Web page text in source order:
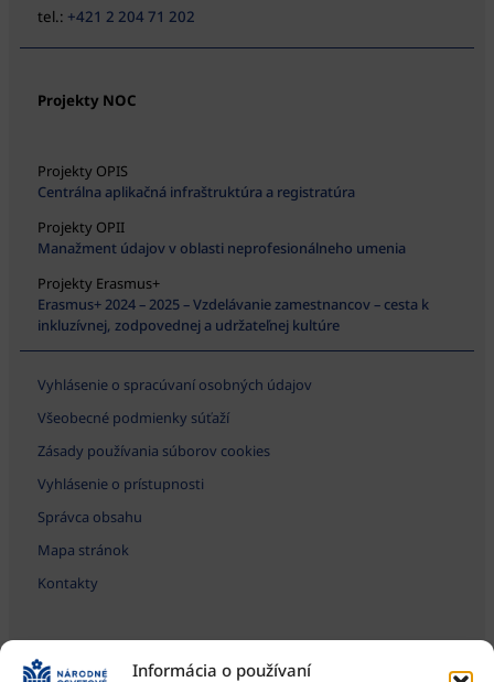
Informácia o používaní
tel.: +421 2 204 71 202
Projekty NOC
Projekty OPIS
Centrálna aplikačná infraštruktúra a registratúra
Projekty OPII
Manažment údajov v oblasti neprofesionálneho umenia
Projekty Erasmus+
Erasmus+ 2024 – 2025 – Vzdelávanie zamestnancov – cesta k
inkluzívnej, zodpovednej a udržateľnej kultúre
Vyhlásenie o spracúvaní osobných údajov
Všeobecné podmienky súťaží
Zásady používania súborov cookies
Vyhlásenie o prístupnosti
Správca obsahu
Mapa stránok
Kontakty